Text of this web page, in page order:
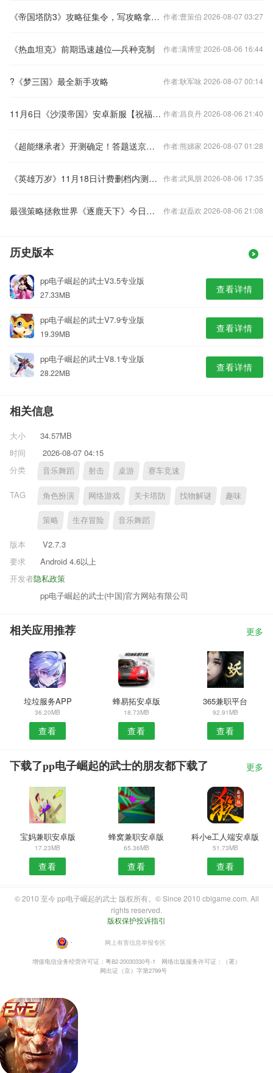
《帝国塔防3》攻略征集令，写攻略拿实物大奖 作者:曹策伯 2026-08-07 03:27
《热血坦克》前期迅速越位—兵种克制 作者:满博堂 2026-08-06 16:44
?《梦三国》最全新手攻略 作者:耿军咏 2026-08-07 00:14
11月6日《沙漠帝国》安卓新服【祝福之光】开启公告 作者:昌良丹 2026-08-06 21:40
《超能继承者》开测确定！答题送京东卡独家礼包！ 作者:熊娣家 2026-08-07 01:28
《英雄万岁》11月18日计费删档内测活动一览 作者:武凤朋 2026-08-06 17:35
最强策略拯救世界《逐鹿天下》今日极限封测 作者:赵磊欢 2026-08-06 21:08
历史版本
pp电子崛起的武士V3.5专业版
27.33MB 查看详情
pp电子崛起的武士V7.9专业版
19.39MB 查看详情
pp电子崛起的武士V8.1专业版
28.22MB 查看详情
相关信息
大小
34.57MB
时间
2026-08-07 04:15
分类
音乐舞蹈 射击 桌游 赛车竞速
TAG 角色扮演 网络游戏 关卡塔防 找物解谜 趣味
策略 生存冒险 音乐舞蹈
版本
V2.7.3
要求
Android 4.6以上
隐私政策
开发者
pp电子崛起的武士(中国)官方网站有限公司
相关应用推荐 更多
垃垃服务APP
36.20MB
查看
蜂易拓安卓版
18.73MB
查看
365兼职平台
92.91MB
查看
下载了pp电子崛起的武士的朋友都下载了 更多
宝妈兼职安卓版
17.23MB
查看
蜂窝兼职安卓版
65.36MB
查看
科小e工人端安卓版
51.73MB
查看
© 2010 至今 pp电子崛起的武士 版权所有。© Since 2010 cbigame.com. All
rights reserved.
版权保护投诉指引
・ 网上有害信息举报专区
增值电信业务经营许可证：粤B2-20030330号-1
网络出版服务许可证：（署）
网出证（京）字第2799号